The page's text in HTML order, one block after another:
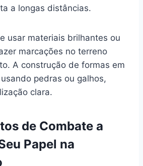
a longas distâncias.
e usar materiais brilhantes ou
marcações no terreno
A construção de formas em
pedras ou galhos,
clara.
de Combate a
Papel na